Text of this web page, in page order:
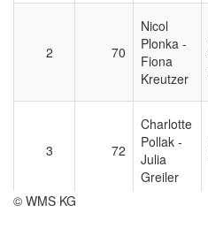
2 70
Nicol
Plonka -
Fiona
Kreutzer
3 72
Charlotte
Pollak -
Julia
Greiler
© WMS KG